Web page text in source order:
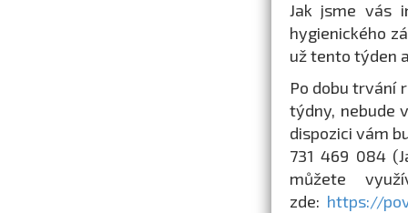
Jak jsme vás
hygienického
už tento týden
Po dobu trvání
týdny, nebude
dispozici vám
731 469 084
můžete
zde: https://